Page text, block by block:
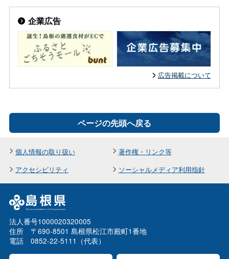
企業広告
広告掲載について
ページの先頭へ戻る
個人情報の取り扱い
著作権・リンク等
アクセシビリティ
ソーシャルメディア利用指針
法人番号1000020320005
住所 〒690-8501 島根県松江市殿町1番地
電話 0852-22-5111（代表）